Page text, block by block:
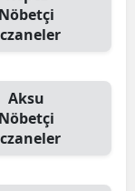
Nöbetçi
Aksu
Nöbetçi